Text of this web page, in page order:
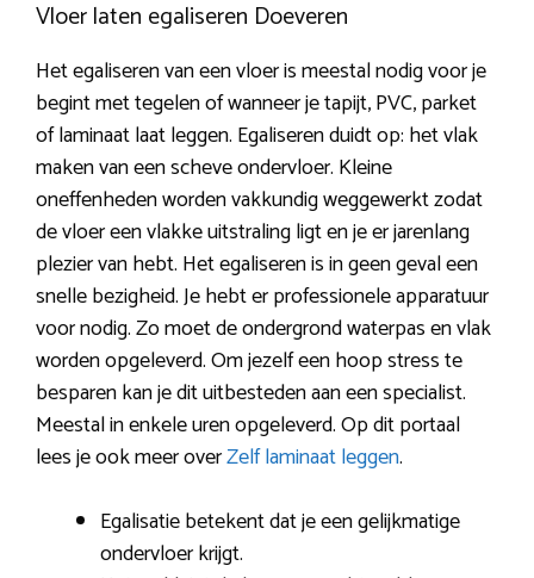
Vloer laten egaliseren Doeveren
Het egaliseren van een vloer is meestal nodig voor je
begint met tegelen of wanneer je tapijt, PVC, parket
of laminaat laat leggen. Egaliseren duidt op: het vlak
maken van een scheve ondervloer. Kleine
oneffenheden worden vakkundig weggewerkt zodat
de vloer een vlakke uitstraling ligt en je er jarenlang
plezier van hebt. Het egaliseren is in geen geval een
snelle bezigheid. Je hebt er professionele apparatuur
voor nodig. Zo moet de ondergrond waterpas en vlak
worden opgeleverd. Om jezelf een hoop stress te
besparen kan je dit uitbesteden aan een specialist.
Meestal in enkele uren opgeleverd. Op dit portaal
lees je ook meer overZelf laminaat leggen.
Egalisatie betekent dat je een gelijkmatige
ondervloer krijgt.